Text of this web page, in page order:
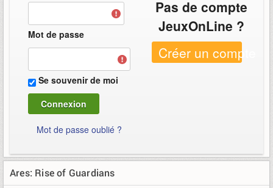
Mot de passe
Se souvenir de moi
Mot de passe oublié ?
Pas de compte
JeuxOnLine ?
Créer un compte
Ares: Rise of Guardians